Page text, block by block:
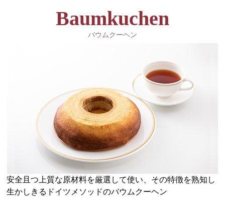
Baumkuchen
バウムクーヘン
安全且つ上質な原材料を厳選して使い、その特徴を熟知し
生かしきるドイツメソッドのバウムクーヘン